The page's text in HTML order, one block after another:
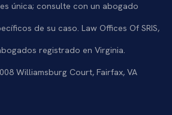
única; consulte con un abogado
de su caso. Law Offices Of SRIS,
registrado en Virginia.
Williamsburg Court, Fairfax, VA